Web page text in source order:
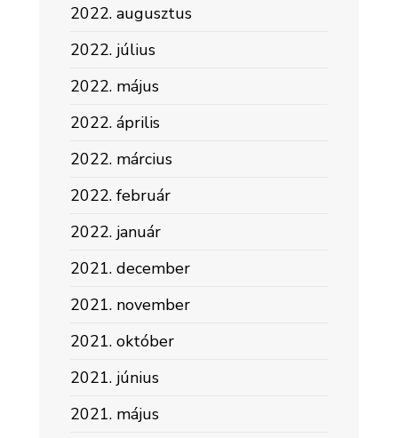
2022. augusztus
2022. július
2022. május
2022. április
2022. március
2022. február
2022. január
2021. december
2021. november
2021. október
2021. június
2021. május